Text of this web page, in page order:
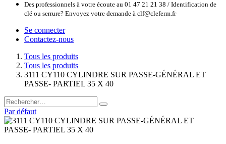
Des professionnels à votre écoute au 01 47 21 21 38 / Identification de
clé ou serrure? Envoyez votre demande à clf@cleferm.fr
Se connecter
Contactez-nous
Tous les produits
Tous les produits
3111 CY110 CYLINDRE SUR PASSE-GÉNÉRAL ET
PASSE- PARTIEL 35 X 40
Par défaut